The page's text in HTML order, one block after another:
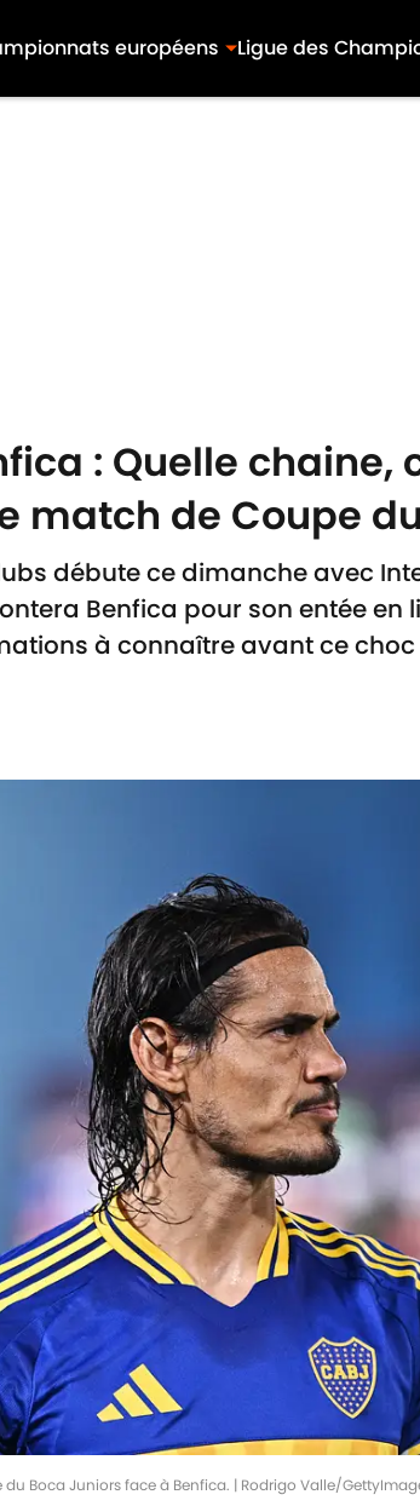
européens Ligue des
: Quelle
match de Coupe
débute ce dimanche avec
Benfica pour son entée
à connaître avant ce
Boca Juniors face à Benfica. | Rodrigo Valle/